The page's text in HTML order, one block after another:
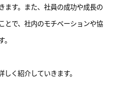
ます。また、社員の成功や成長の
とで、社内のモチベーションや協
く紹介していきます。